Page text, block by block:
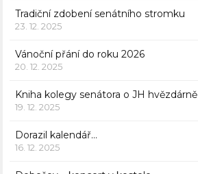
Tradiční zdobení senátního stromku
23. 12. 2025
Vánoční přání do roku 2026
20. 12. 2025
Kniha kolegy senátora o JH hvězdárně
19. 12. 2025
Dorazil kalendář…
16. 12. 2025